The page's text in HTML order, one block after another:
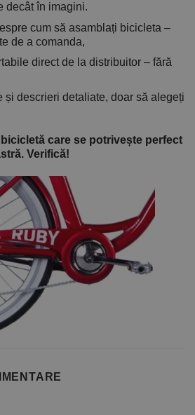
decât în imagini.
cum să asamblați bicicleta –
de a comanda,
direct de la distribuitor – fără
și descrieri detaliate, doar să alegeți
care se potrivește perfect
Verifică!